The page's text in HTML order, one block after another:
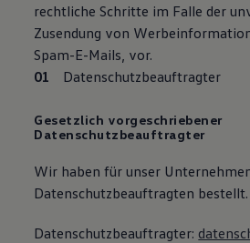
rechtliche Schritte im Falle der
Zusendung von
Spam-E-Mails, vor.
Datenschutzbeauftragter
Gesetzlich vorgeschriebener
Datenschutzbeauftragter
Wir haben für unser
Datenschutzbeauftragten bestellt.
Datenschutzbeauftragter: